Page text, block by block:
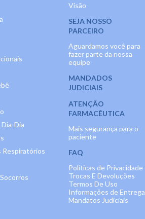
Dia
Respiratórios
Visão
SEJA NOSSO
PARCEIRO
Aguardamos você para
fazer parte da nossa
equipe
MANDADOS
JUDICIAIS
ATENÇÃO
FARMACÊUTICA
Mais segurança para o
paciente
FAQ
Políticas de Privacidade
Trocas E Devoluções
Termos De Uso
Informações de Entrega
Mandatos Judiciais